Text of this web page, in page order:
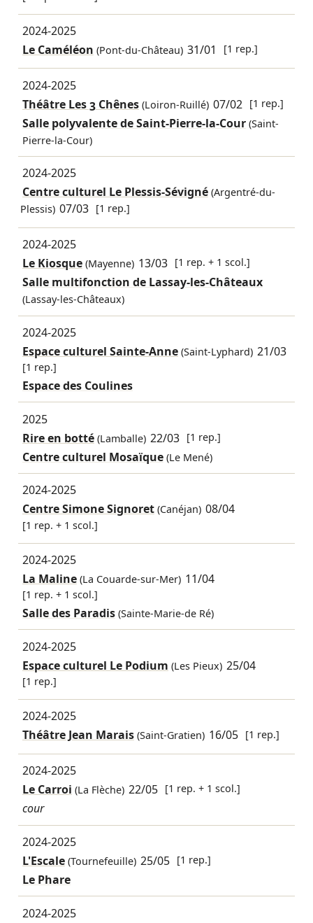
2024-2025
Le Caméléon (Pont-du-Château) 31/01 [1 rep.]
2024-2025
Théâtre Les 3 Chênes(Loiron-Ruillé) 07/02 [1 rep.]
Salle polyvalente de Saint-Pierre-la-Cour (Saint-
Pierre-la-Cour)
2024-2025
Centre culturel Le Plessis-Sévigné(Argentré-du-
Plessis) 07/03 [1 rep.]
2024-2025
Le Kiosque(Mayenne) 13/03 [1 rep. + 1 scol.]
Salle multifonction de Lassay-les-Châteaux
(Lassay-les-Châteaux)
2024-2025
Espace culturel Sainte-Anne(Saint-Lyphard) 21/03
[1 rep.]
Espace des Coulines
2025
Rire en botté(Lamballe) 22/03 [1 rep.]
Centre culturel Mosaïque (Le Mené)
2024-2025
Centre Simone Signoret(Canéjan) 08/04
[1 rep. + 1 scol.]
2024-2025
La Maline(La Couarde-sur-Mer) 11/04
[1 rep. + 1 scol.]
Salle des Paradis (Sainte-Marie-de Ré)
2024-2025
Espace culturel Le Podium (Les Pieux) 25/04
[1 rep.]
2024-2025
Théâtre Jean Marais(Saint-Gratien) 16/05 [1 rep.]
2024-2025
Le Carroi (La Flèche) 22/05 [1 rep. + 1 scol.]
cour
2024-2025
L'Escale(Tournefeuille) 25/05 [1 rep.]
Le Phare
2024-2025